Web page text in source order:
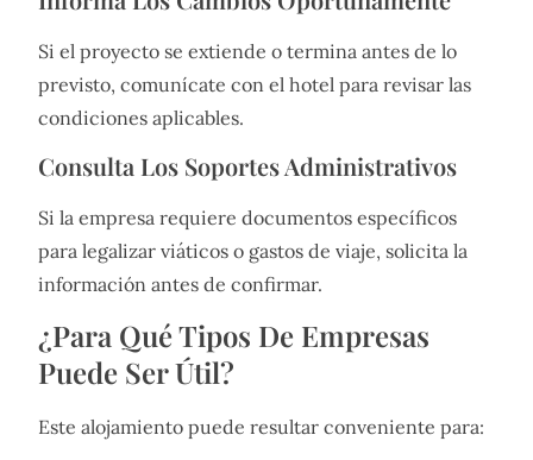
Si el proyecto se extiende o termina antes de lo
previsto, comunícate con el hotel para revisar las
condiciones aplicables.
Consulta Los Soportes Administrativos
Si la empresa requiere documentos específicos
para legalizar viáticos o gastos de viaje, solicita la
información antes de confirmar.
¿Para Qué Tipos De Empresas
Puede Ser Útil?
Este alojamiento puede resultar conveniente para: